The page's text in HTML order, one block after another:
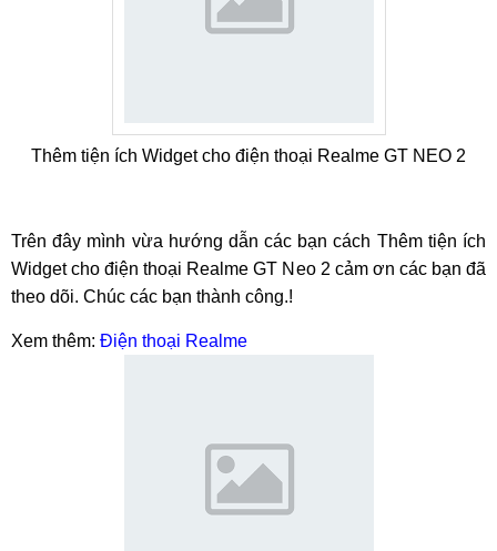
Thêm tiện ích Widget cho điện thoại Realme GT NEO 2
Trên đây mình vừa hướng dẫn các bạn cách Thêm tiện ích
Widget cho điện thoại Realme GT Neo 2 cảm ơn các bạn đã
theo dõi. Chúc các bạn thành công.!
Xem thêm: Điện thoại Realme